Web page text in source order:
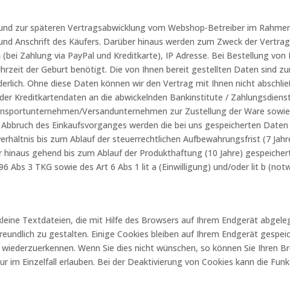
zur späteren Vertragsabwicklung vom Webshop-Betreiber im
Anschrift des Käufers. Darüber hinaus werden zum Zweck der
Zahlung via PayPal und Kreditkarte), IP Adresse. Bei Bestellung von
der Geburt benötigt. Die von Ihnen bereit gestellten Daten sind
Ohne diese Daten können wir den Vertrag mit Ihnen nicht
Kreditkartendaten an die abwickelnden Bankinstitute /
Versandunternehmen zur Zustellung der Ware
des Einkaufsvorganges werden die bei uns gespeicherten
bis zum Ablauf der steuerrechtlichen Aufbewahrungsfrist (7
gehend bis zum Ablauf der Produkthaftung (10 Jahre)
3 TKG sowie des Art 6 Abs 1 lit a (Einwilligung) und/oder lit b
Textdateien, die mit Hilfe des Browsers auf Ihrem Endgerät
zu gestalten. Einige Cookies bleiben auf Ihrem Endgerät
Wenn Sie dies nicht wünschen, so können Sie Ihren
im Einzelfall erlauben. Bei der Deaktivierung von Cookies kann die